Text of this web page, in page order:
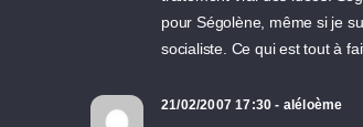
pour Ségolène, même si je
socialiste. Ce qui est tout à
21/02/2007 17:30 - aléloème